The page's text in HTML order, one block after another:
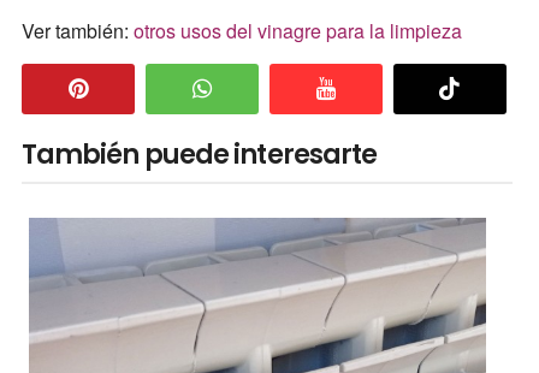
Ver también: otros usos del vinagre para la limpieza
También puede interesarte